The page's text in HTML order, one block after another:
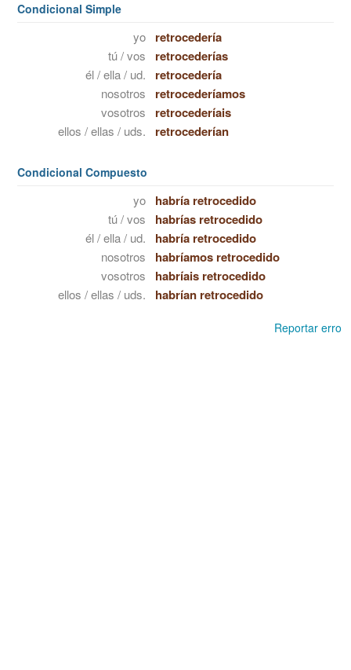
Condicional Simple
yo retrocedería
tú / vos retrocederías
él / ella / ud. retrocedería
nosotros retrocederíamos
vosotros retrocederíais
ellos / ellas / uds. retrocederían
Condicional Compuesto
yo habría retrocedido
tú / vos habrías retrocedido
él / ella / ud. habría retrocedido
nosotros habríamos retrocedido
vosotros habríais retrocedido
ellos / ellas / uds. habrían retrocedido
Reportar erro